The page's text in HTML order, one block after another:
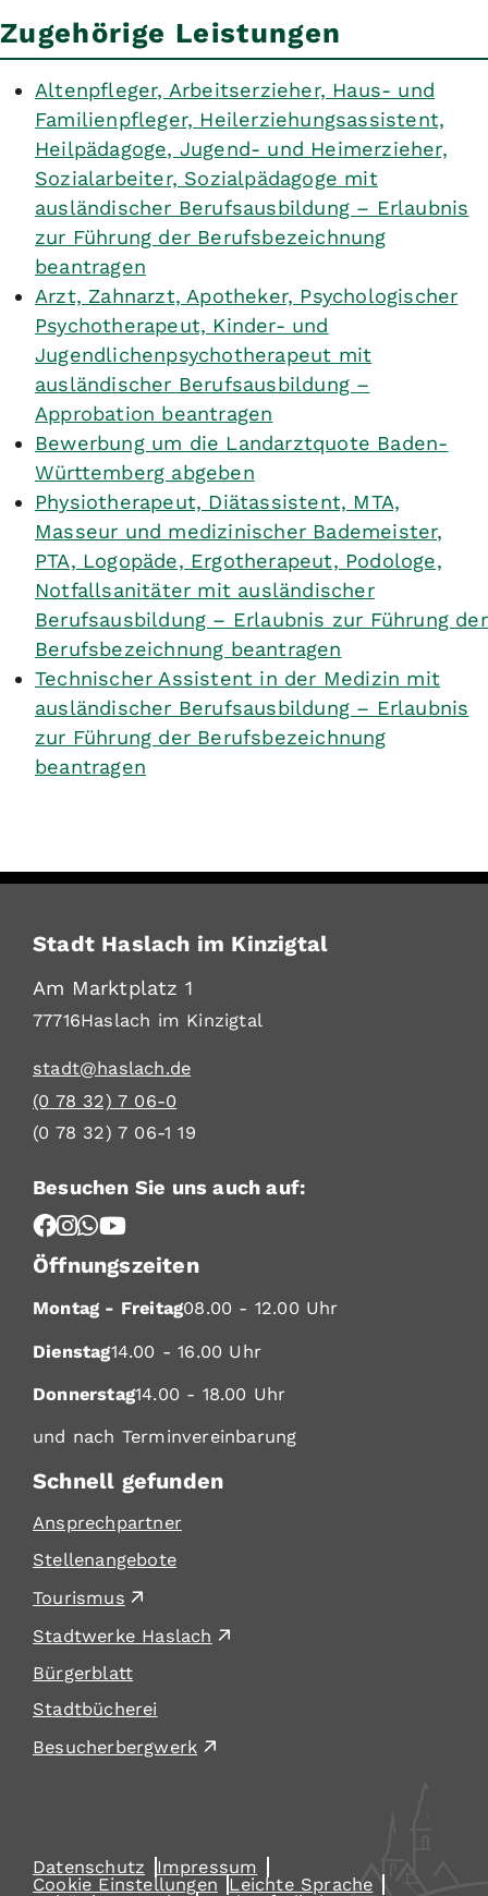
Zugehörige Leistungen
Altenpfleger, Arbeitserzieher, Haus- und
Familienpfleger, Heilerziehungsassistent,
Heilpädagoge, Jugend- und Heimerzieher,
Sozialarbeiter, Sozialpädagoge mit
ausländischer Berufsausbildung – Erlaubnis
zur Führung der Berufsbezeichnung
beantragen
Arzt, Zahnarzt, Apotheker, Psychologischer
Psychotherapeut, Kinder- und
Jugendlichenpsychotherapeut mit
ausländischer Berufsausbildung –
Approbation beantragen
Bewerbung um die Landarztquote Baden-
Württemberg abgeben
Physiotherapeut, Diätassistent, MTA,
Masseur und medizinischer Bademeister,
PTA, Logopäde, Ergotherapeut, Podologe,
Notfallsanitäter mit ausländischer
Berufsausbildung – Erlaubnis zur Führung der
Berufsbezeichnung beantragen
Technischer Assistent in der Medizin mit
ausländischer Berufsausbildung – Erlaubnis
zur Führung der Berufsbezeichnung
beantragen
Stadt Haslach im Kinzigtal
Am Marktplatz 1
77716Haslach im Kinzigtal
stadt@haslach.de
(0 78 32) 7 06-0
(0 78 32) 7 06-1 19
Besuchen Sie uns auch auf:
Öffnungszeiten
Montag - Freitag08.00 - 12.00 Uhr
Dienstag14.00 - 16.00 Uhr
Donnerstag14.00 - 18.00 Uhr
und nach Terminvereinbarung
Schnell gefunden
Ansprechpartner
Stellenangebote
Tourismus
Stadtwerke Haslach
Bürgerblatt
Stadtbücherei
Besucherbergwerk
Datenschutz
Impressum
Cookie Einstellungen
Leichte Sprache